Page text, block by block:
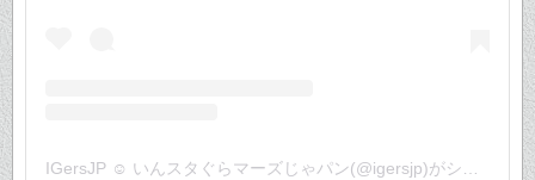
IGersJP ☺︎ いんスタぐらマーズじゃパン(@igersjp)がシェアした投稿